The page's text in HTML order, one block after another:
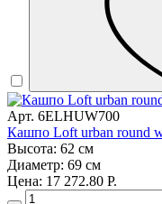
Арт. 6ELHUW700
Кашпо Loft urban round
Высота: 62 см
Диаметр: 69 см
Цена: 17 272.80 Р.